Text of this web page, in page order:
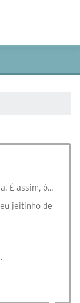
É assim, ó...
jeitinho de